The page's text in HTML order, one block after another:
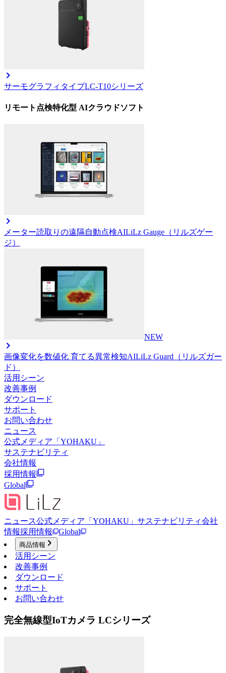
サーモグラフィタイプLC-T10シリーズ
リモート点検特化型 AIクラウドソフト
メーター読取りの遠隔自動点検AILiLz Gauge（リルズゲー
ジ）
NEW
画像変化を数値化 育てる異常検知AILiLz Guard（リルズガー
ド）
活用シーン
改善事例
ダウンロード
サポート
お問い合わせ
ニュース
公式メディア「YOHAKU」
サステナビリティ
会社情報
採用情報
Global
ニュース公式メディア「YOHAKU」 サステナビリティ会社
情報採用情報 Global
商品情報
活用シーン
改善事例
ダウンロード
サポート
お問い合わせ
完全無線型IoTカメラ LCシリーズ